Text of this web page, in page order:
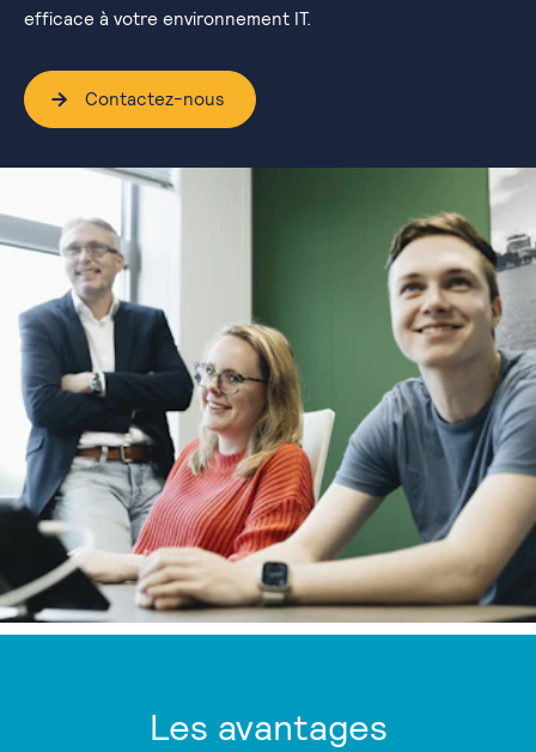
efficace à votre environnement IT.
Contactez-nous
Les avantages